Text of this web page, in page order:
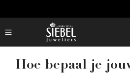
Hoe bepaal je